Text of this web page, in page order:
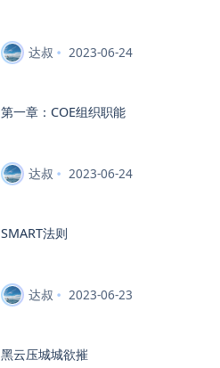
达叔 2023-06-24
第一章：COE组织职能
达叔 2023-06-24
SMART法则
达叔 2023-06-23
黑云压城城欲摧